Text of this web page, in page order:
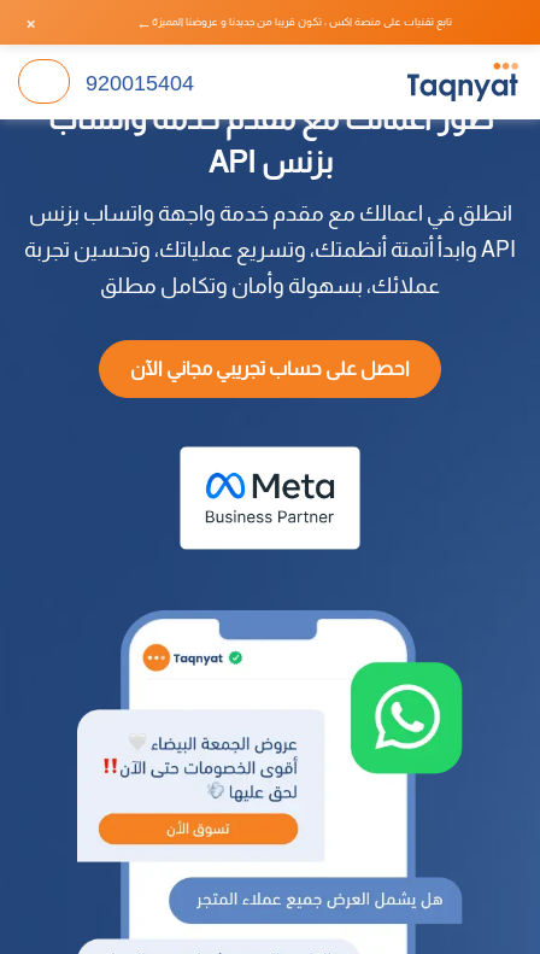
تابع تقنيات على منصة اكس ، تكون قريبا من جديدنا و عروضنا المميزة ←
×
طور أعمالك مع مقدم خدمة واتساب
بزنس API
انطلق في اعمالك مع مقدم خدمة واجهة واتساب بزنس
API وابدأ أتمتة أنظمتك، وتسريع عملياتك، وتحسين تجربة
عملائك، بسهولة وأمان وتكامل مطلق
احصل على حساب تجريبي مجاني الآن